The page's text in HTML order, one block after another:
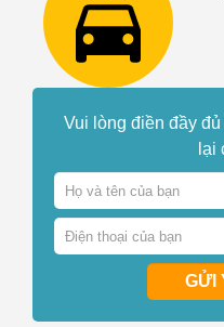
Vui lòng điền đầy
lại
GỬI